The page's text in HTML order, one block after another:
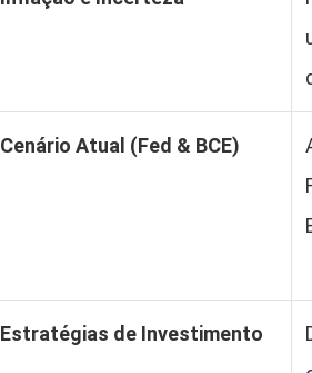
Cenário Atual (Fed & BCE)
Estratégias de Investimento